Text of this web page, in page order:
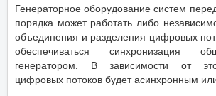
Генераторное оборудование систем
порядка может работать либо
объединения и разделения цифровых
обеспечиваться синхронизация
генератором. В зависимости от
цифровых потоков будет асинхронным